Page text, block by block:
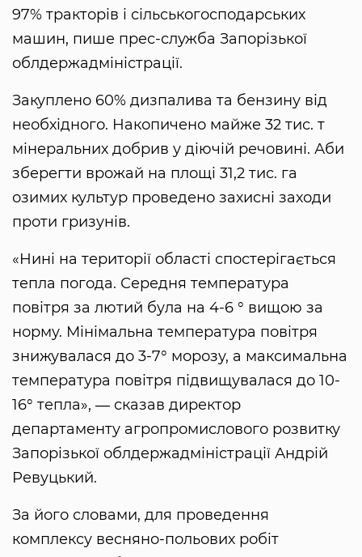
97% тракторів і сільськогосподарських
машин, пише прес-служба Запорізької
облдержадміністрації.
Закуплено 60% дизпалива та бензину від
необхідного. Накопичено майже 32 тис. т
мінеральних добрив у діючій речовині. Аби
зберегти врожай на площі 31,2 тис. га
озимих культур проведено захисні заходи
проти гризунів.
«Нині на території області спостерігається
тепла погода. Середня температура
повітря за лютий була на 4-6 ° вищою за
норму. Мінімальна температура повітря
знижувалася до 3-7° морозу, а максимальна
температура повітря підвищувалася до 10-
16° тепла», ― сказав директор
департаменту агропромислового розвитку
Запорізької облдержадміністрації Андрій
Ревуцький.
За його словами, для проведення
комплексу весняно-польових робіт